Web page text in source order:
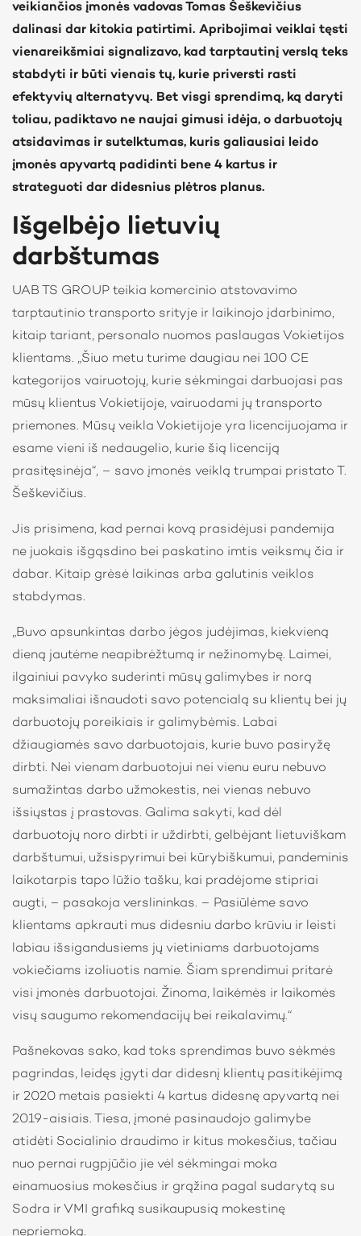
veikiančios įmonės vadovas Tomas Šeškevičius
dalinasi dar kitokia patirtimi. Apribojimai veiklai tęsti
vienareikšmiai signalizavo, kad tarptautinį verslą teks
stabdyti ir būti vienais tų, kurie priversti rasti
efektyvių alternatyvų. Bet visgi sprendimą, ką daryti
toliau, padiktavo ne naujai gimusi idėja, o darbuotojų
atsidavimas ir sutelktumas, kuris galiausiai leido
įmonės apyvartą padidinti bene 4 kartus ir
strateguoti dar didesnius plėtros planus.
Išgelbėjo lietuvių
darbštumas
UAB TS GROUP teikia komercinio atstovavimo
tarptautinio transporto srityje ir laikinojo įdarbinimo,
kitaip tariant, personalo nuomos paslaugas Vokietijos
klientams. „Šiuo metu turime daugiau nei 100 CE
kategorijos vairuotojų, kurie sėkmingai darbuojasi pas
mūsų klientus Vokietijoje, vairuodami jų transporto
priemones. Mūsų veikla Vokietijoje yra licencijuojama ir
esame vieni iš nedaugelio, kurie šią licenciją
prasitęsinėja“, – savo įmonės veiklą trumpai pristato T.
Šeškevičius.
Jis prisimena, kad pernai kovą prasidėjusi pandemija
ne juokais išgąsdino bei paskatino imtis veiksmų čia ir
dabar. Kitaip grėsė laikinas arba galutinis veiklos
stabdymas.
„Buvo apsunkintas darbo jėgos judėjimas, kiekvieną
dieną jautėme neapibrėžtumą ir nežinomybę. Laimei,
ilgainiui pavyko suderinti mūsų galimybes ir norą
maksimaliai išnaudoti savo potencialą su klientų bei jų
darbuotojų poreikiais ir galimybėmis. Labai
džiaugiamės savo darbuotojais, kurie buvo pasiryžę
dirbti. Nei vienam darbuotojui nei vienu euru nebuvo
sumažintas darbo užmokestis, nei vienas nebuvo
išsiųstas į prastovas. Galima sakyti, kad dėl
darbuotojų noro dirbti ir uždirbti, gelbėjant lietuviškam
darbštumui, užsispyrimui bei kūrybiškumui, pandeminis
laikotarpis tapo lūžio tašku, kai pradėjome stipriai
augti, – pasakoja verslininkas. – Pasiūlėme savo
klientams apkrauti mus didesniu darbo krūviu ir leisti
labiau išsigandusiems jų vietiniams darbuotojams
vokiečiams izoliuotis namie. Šiam sprendimui pritarė
visi įmonės darbuotojai. Žinoma, laikėmės ir laikomės
visų saugumo rekomendacijų bei reikalavimų.“
Pašnekovas sako, kad toks sprendimas buvo sėkmės
pagrindas, leidęs įgyti dar didesnį klientų pasitikėjimą
ir 2020 metais pasiekti 4 kartus didesnę apyvartą nei
2019-aisiais. Tiesa, įmonė pasinaudojo galimybe
atidėti Socialinio draudimo ir kitus mokesčius, tačiau
nuo pernai rugpjūčio jie vėl sėkmingai moka
einamuosius mokesčius ir grąžina pagal sudarytą su
Sodra ir VMI grafiką susikaupusią mokestinę
nepriemoką.